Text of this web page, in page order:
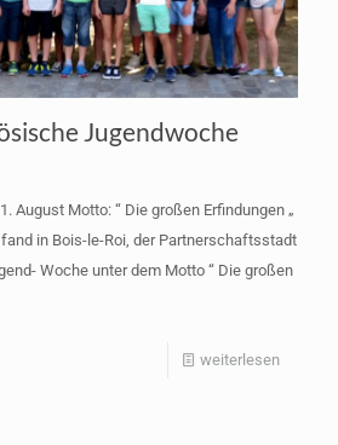
Jugendwoche
August Motto: “ Die großen Erfindungen „
in Bois-le-Roi, der Partnerschaftsstadt
Woche unter dem Motto “ Die großen
weiterlesen-